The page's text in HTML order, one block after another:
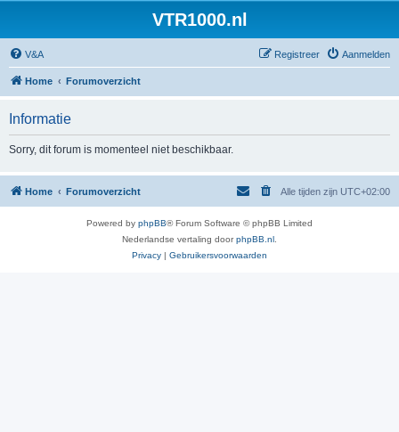
VTR1000.nl
V&A Aanmelden
Registreer
Home Forumoverzicht
Informatie
Sorry, dit forum is momenteel niet beschikbaar.
Home Forumoverzicht Alle tijden zijn UTC+02:00
Powered by phpBB® Forum Software © phpBB Limited
Nederlandse vertaling doorphpBB.nl
Privacy | Gebruikersvoorwaarden